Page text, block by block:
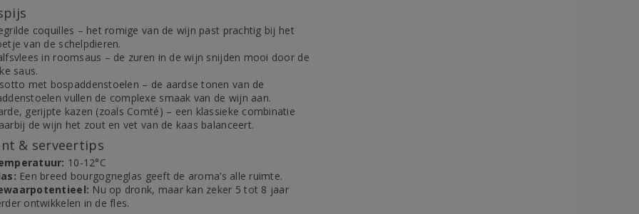
coquilles – het romige van de wijn past prachtig bij het
van de schelpdieren.
in roomsaus – de zuren in de wijn snijden mooi door de
saus.
met bospaddenstoelen – de aardse tonen van de
vullen de complexe smaak van de wijn aan.
gerijpte kazen (zoals Comté) – een klassieke combinatie
de wijn het zout en vet van de kaas balanceert.
& serveertips
10-12°C
Een breed bourgogneglas geeft de aroma’s alle ruimte.
Nu op dronk, maar kan zeker 5 tot 8 jaar
ontwikkelen in de fles.